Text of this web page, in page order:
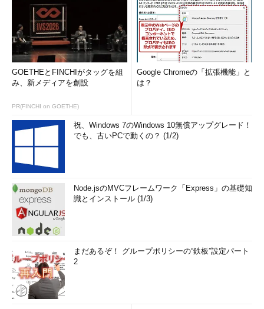
GOETHEとFINCHIがタッグを組
み、新メディアを創設
PR(FINCHI on GOETHE)
Google Chromeの「拡張機能」と
は？
祝、Windows 7のWindows 10無償アップグレード！
でも、古いPCで動くの？ (1/2)
Node.jsのMVCフレームワーク「Express」の基礎知
識とインストール (1/3)
まだあるぞ！ グループポリシーの“鉄板”設定パート
2